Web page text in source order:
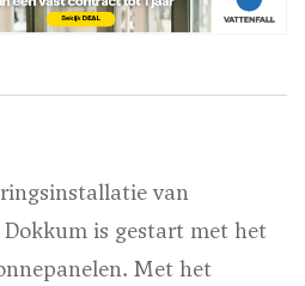
van
is gestart met het
Met het